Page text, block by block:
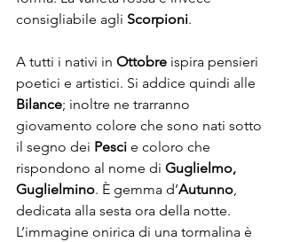
consigliabile agli Scorpioni.
A tutti i nativi in Ottobre ispira pensieri
poetici e artistici. Si addice quindi alle
Bilance; inoltre ne trarranno
giovamento colore che sono nati sotto
il segno dei Pesci e coloro che
rispondono al nome di Guglielmo,
Guglielmino. È gemma d’Autunno,
dedicata alla sesta ora della notte.
L’immagine onirica di una tormalina è